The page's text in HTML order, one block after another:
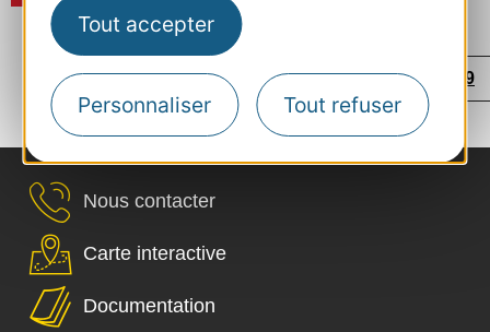
Tout accepter
Personnaliser Tout refuser
‹ 1 8 36 48 49
52 ...
Nous contacter
Carte interactive
Documentation